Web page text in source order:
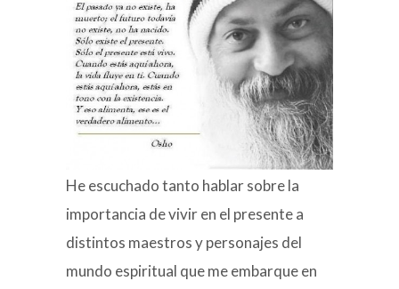
He escuchado tanto hablar sobre la
importancia de vivir en el presente a
distintos maestros y personajes del
mundo espiritual que me embarque en